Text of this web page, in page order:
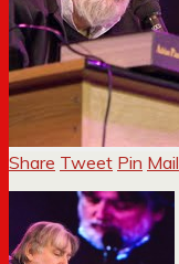
Share Tweet Pin Mail